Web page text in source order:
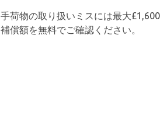
手荷物の取り扱いミスには最大
補償額を無料でご確認ください。